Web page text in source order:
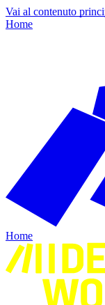
Vai al contenuto
Home
Home